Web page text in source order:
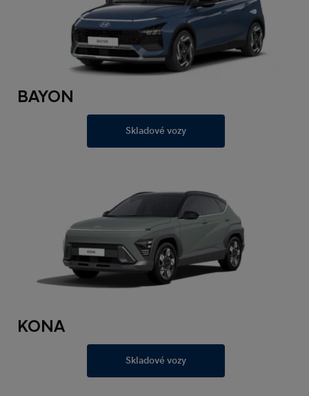
BAYON
Skladové vozy
KONA
Skladové vozy